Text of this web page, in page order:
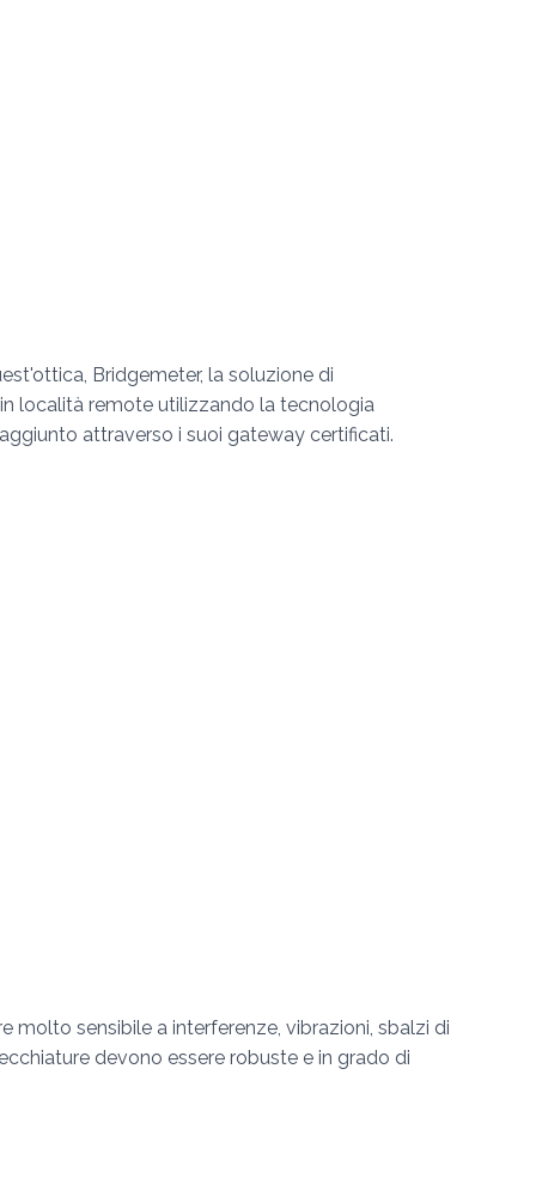
Bridgemeter, la soluzione di
località remote utilizzando la tecnologia
attraverso i suoi gateway certificati.
molto sensibile a interferenze, vibrazioni, sbalzi di
devono essere robuste e in grado di